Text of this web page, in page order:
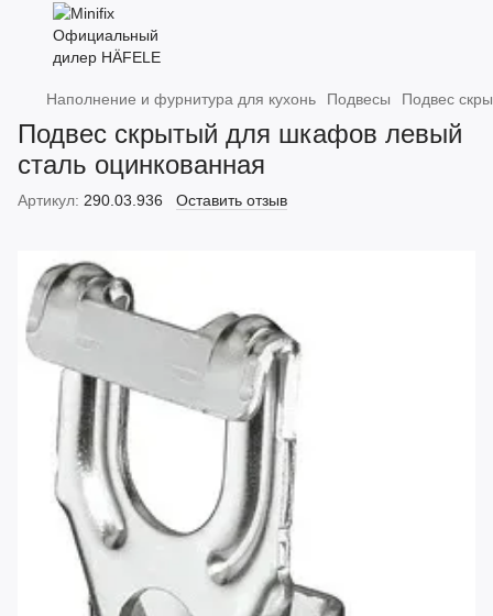
Наполнение и фурнитура для кухонь Подвесы Подвес
Подвес скрытый для шкафов левый
сталь оцинкованная
Артикул: 290.03.936 Оставить отзыв